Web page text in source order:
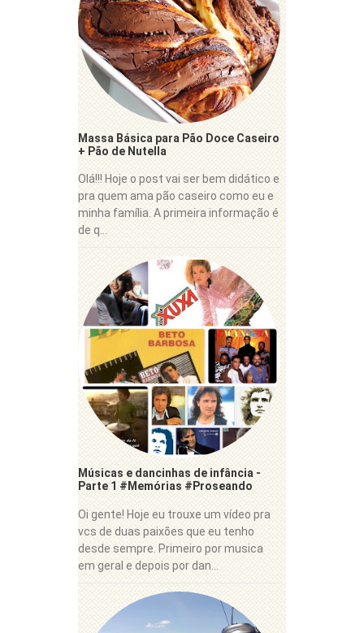
Massa Básica para Pão Doce Caseiro
+ Pão de Nutella
Olá!!! Hoje o post vai ser bem didático e
pra quem ama pão caseiro como eu e
minha família. A primeira informação é
de q...
Músicas e dancinhas de infância -
Parte 1 #Memórias #Proseando
Oi gente! Hoje eu trouxe um vídeo pra
vcs de duas paixões que eu tenho
desde sempre. Primeiro por musica
em geral e depois por dan...